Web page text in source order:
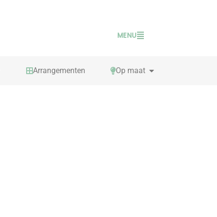
MENU
TAFELSPELLEN
Arrangementen Op maat OPEN OP MAAT